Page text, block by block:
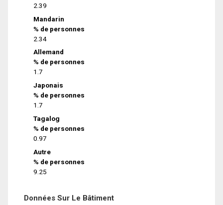
2.39
Mandarin
% de personnes
2.34
Allemand
% de personnes
1.7
Japonais
% de personnes
1.7
Tagalog
% de personnes
0.97
Autre
% de personnes
9.25
Données Sur Le Bâtiment